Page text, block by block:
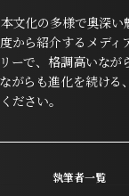
文化の多様で奥深
から紹介するメディ
ーで、格調高いなが
がらも進化を続ける
ださい。
執筆者一覧